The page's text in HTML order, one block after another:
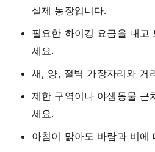
실제 농장입니다.
필요한 하이킹 요금을 내고
세요.
새, 양, 절벽 가장자리와 거
제한 구역이나 야생동물 근
세요.
아침이 맑아도 바람과 비에